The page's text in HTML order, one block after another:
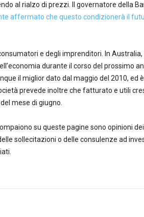
al rialzo di prezzi. Il governatore della
affermato che questo condizionerà il
e degli imprenditori. In Australia,
durante il corso del prossimo
il miglior dato dal maggio del 2010, ed
prevede inoltre che fatturato e utili
mese di giugno.
su queste pagine sono opinioni
sollecitazioni o delle consulenze ad